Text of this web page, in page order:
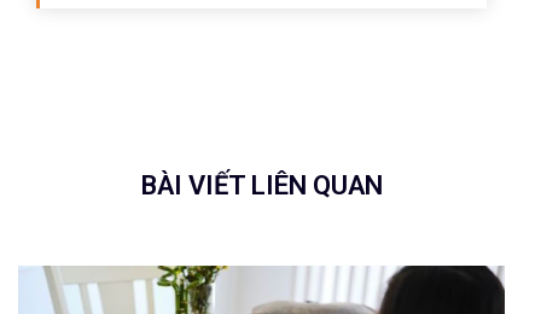
BÀI VIẾT LIÊN QUAN